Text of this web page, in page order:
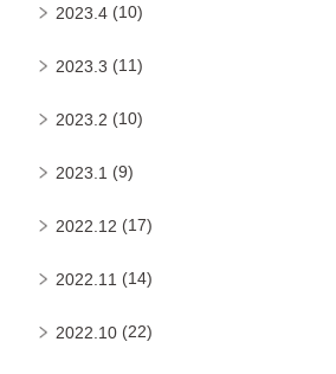
2023.4 (10)
2023.3 (11)
2023.2 (10)
2023.1 (9)
2022.12 (17)
2022.11 (14)
2022.10 (22)